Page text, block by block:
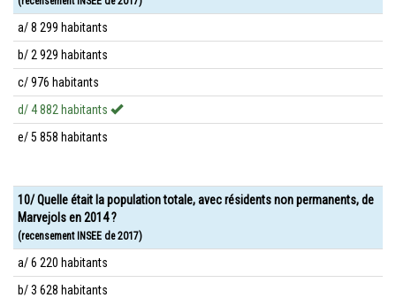
a/ 8 299 habitants
b/ 2 929 habitants
c/ 976 habitants
d/ 4 882 habitants
e/ 5 858 habitants
10/ Quelle était la population totale, avec résidents non permanents, de
Marvejols en 2014 ?
(recensement INSEE de 2017)
a/ 6 220 habitants
b/ 3 628 habitants